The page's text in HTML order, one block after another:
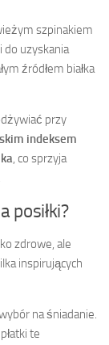
szpinakiem
do uzyskania
źródłem białka
przy
indeksem
, co sprzyja
posiłki?
zdrowe, ale
inspirujących
na śniadanie.
te